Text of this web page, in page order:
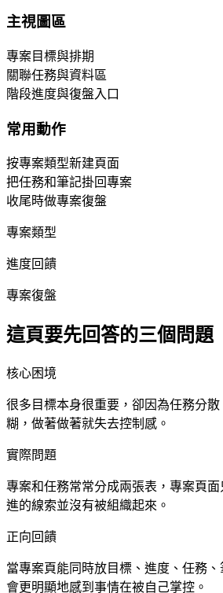
主視圖區
專案目標與排期
關聯任務與資料區
階段進度與復盤入口
常用動作
按專案類型新建頁面
把任務和筆記掛回專案
收尾時做專案復盤
專案類型
進度回饋
專案復盤
這頁要先回答的三個問題
核心困境
很多目標本身很重要，卻因為任務分
糊，做著做著就失去控制感。
實際問題
專案和任務常常分成兩張表，專案頁
進的線索並沒有被組織起來。
正向回饋
當專案頁能同時放目標、進度、任務
會更明顯地感到事情在被自己掌控。